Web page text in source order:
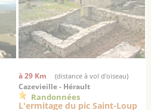
à 29 Km (distance à vol d'oiseau)
Cazevieille - Hérault
Randonnées
L'ermitage du pic Saint-Loup